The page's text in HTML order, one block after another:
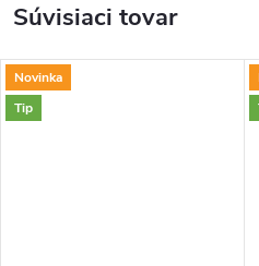
Súvisiaci tovar
Novinka
Tip